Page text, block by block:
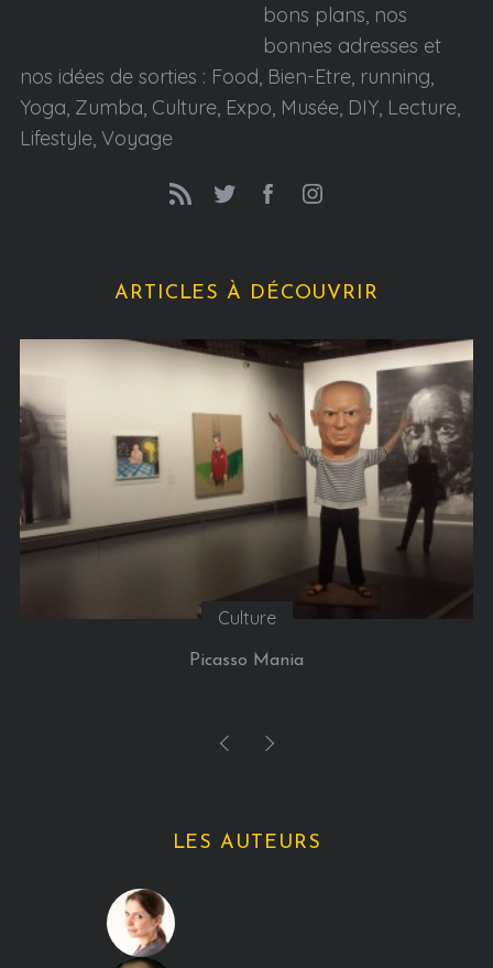
bons plans, nos
bonnes adresses et
nos idées de sorties : Food, Bien-Etre, running,
Yoga, Zumba, Culture, Expo, Musée, DIY, Lecture,
Lifestyle, Voyage
ARTICLES À DÉCOUVRIR
Culture
Picasso Mania
LES AUTEURS